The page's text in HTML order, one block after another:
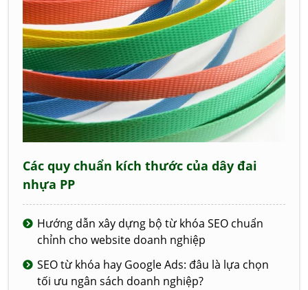
Các quy chuẩn kích thước của dây đai
nhựa PP
Hướng dẫn xây dựng bộ từ khóa SEO chuẩn
chỉnh cho website doanh nghiệp
SEO từ khóa hay Google Ads: đâu là lựa chọn
tối ưu ngân sách doanh nghiệp?